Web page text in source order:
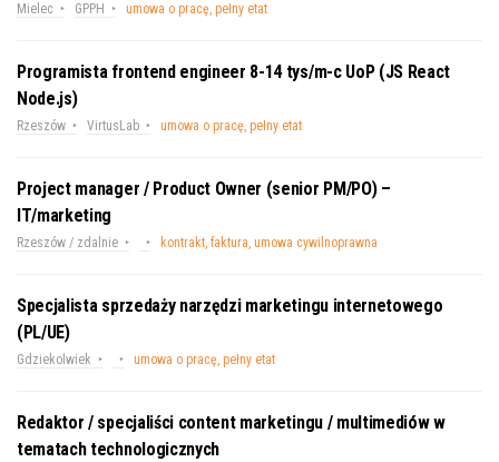
Mielec GPPH umowa o pracę, pełny etat
Programista frontend engineer 8-14 tys/m-c UoP (JS React
Node.js)
Rzeszów VirtusLab umowa o pracę, pełny etat
Project manager / Product Owner (senior PM/PO) –
IT/marketing
Rzeszów / zdalnie kontrakt, faktura, umowa cywilnoprawna
Specjalista sprzedaży narzędzi marketingu internetowego
(PL/UE)
Gdziekolwiek umowa o pracę, pełny etat
Redaktor / specjaliści content marketingu / multimediów w
tematach technologicznych